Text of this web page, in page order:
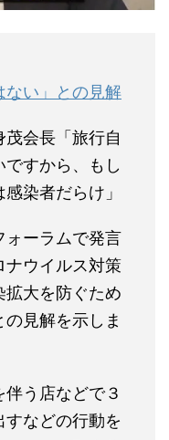
ない」との見解
会長「旅行自
すから、もし
染者だらけ」
ォーラムで発言
ナウイルス対策
拡大を防ぐため
見解を示しま
う店などで３
などの行動を